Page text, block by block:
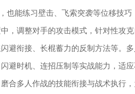
也能练习壁击、飞索突袭等位移技巧
，调整对手的攻击模式，针对性攻克
避衔接、长棍蓄力的反制方法等。多
避时机、连招压制等实战能力，适应
合多人作战的技能衔接与战术执行，